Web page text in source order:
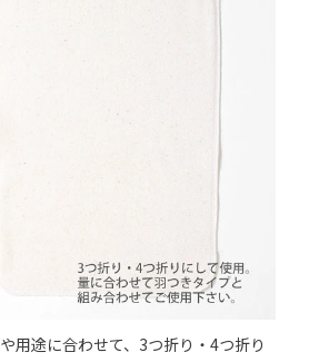
用途に合わせて、3つ折り・4つ折り